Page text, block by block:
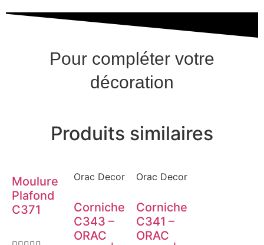
Pour compléter votre
décoration
Produits similaires
Moulure
Plafond
C371
Orac Decor
Corniche
C343 –
ORAC
Orac Decor
Corniche
C341 –
ORAC